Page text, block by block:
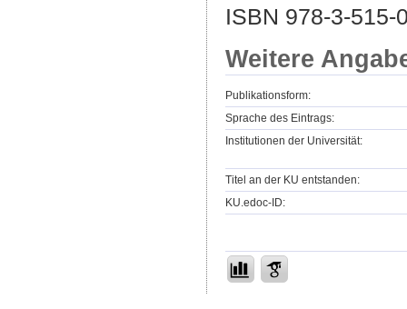
ISBN 978-3-515-
Weitere
Publikationsform:
Sprache des Eintrags:
Institutionen der Universität:
Titel an der KU entstanden:
KU.edoc-ID: